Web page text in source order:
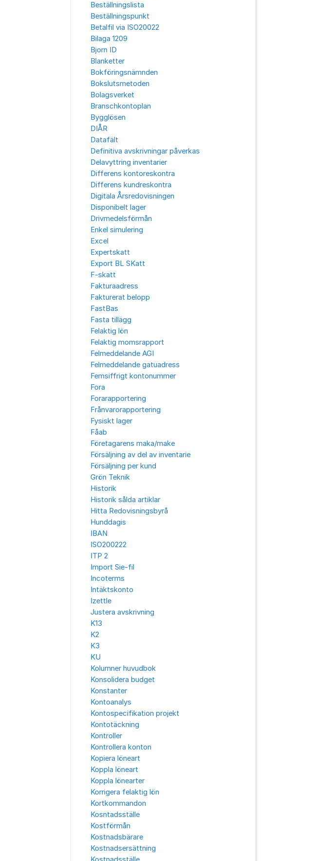
Beställningslista
Beställningspunkt
Betalfil via ISO20022
Bilaga 1209
Bjorn ID
Blanketter
Bokföringsnämnden
Bokslutsmetoden
Bolagsverket
Branschkontoplan
Bygglösen
DIÅR
Datafält
Definitiva avskrivningar påverkas
Delavyttring inventarier
Differens kontoreskontra
Differens kundreskontra
Digitala Årsredovisningen
Disponibelt lager
Drivmedelsförmån
Enkel simulering
Excel
Expertskatt
Export BL SKatt
F-skatt
Fakturaadress
Fakturerat belopp
FastBas
Fasta tillägg
Felaktig lön
Felaktig momsrapport
Felmeddelande AGI
Felmeddelande gatuadress
Femsiffrigt kontonummer
Fora
Forarapportering
Frånvarorapportering
Fysiskt lager
Fåab
Företagarens maka/make
Försäljning av del av inventarie
Försäljning per kund
Grön Teknik
Historik
Historik sålda artiklar
Hitta Redovisningsbyrå
Hunddagis
IBAN
ISO200222
ITP 2
Import Sie-fil
Incoterms
Intäktskonto
Izettle
Justera avskrivning
K13
K2
K3
KU
Kolumner huvudbok
Konsolidera budget
Konstanter
Kontoanalys
Kontospecifikation projekt
Kontotäckning
Kontroller
Kontrollera konton
Kopiera löneart
Koppla löneart
Koppla lönearter
Korrigera felaktig lön
Kortkommandon
Kosntadsställe
Kostförmån
Kostnadsbärare
Kostnadsersättning